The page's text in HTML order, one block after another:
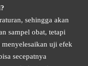
sehingga akan
sampel obat, tetapi
uji efek
secepatnya